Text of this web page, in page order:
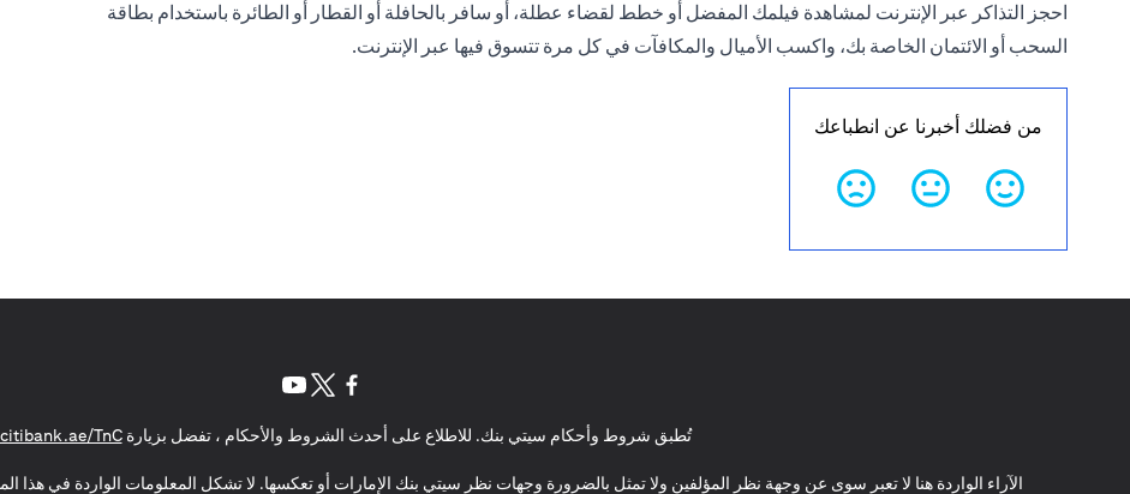
احجز التذاكر عبر الإنترنت لمشاهدة فيلمك المفضل أو خطط لقضاء عطلة، أو سافر بالحافلة أو القطار أو الطائرة باستخدام بطاقة
السحب أو الائتمان الخاصة بك، واكسب الأميال والمكافآت في كل مرة تتسوق فيها عبر الإنترنت.
من فضلك أخبرنا عن انطباعك
تُطبق شروط وأحكام سيتي بنك. للاطلاع على أحدث الشروط والأحكام ، تفضل بزيارةTnC
الآراء الواردة هنا لا تعبر سوى عن وجهة نظر المؤلفين ولا تمثل بالضرورة وجهات نظر سيتي بنك الإمارات أو تعكسها. لا تشكل المعلومات الواردة في هذا